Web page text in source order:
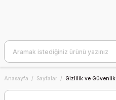
Anasayfa Sayfalar Gizlilik ve Güvenlik